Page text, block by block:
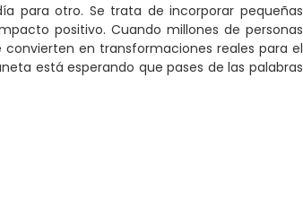
para otro. Se trata de incorporar pequeñas
positivo. Cuando millones de personas
en transformaciones reales para el
está esperando que pases de las palabras